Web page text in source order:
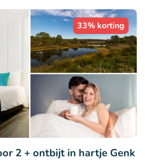
33% korting
2 + ontbijt in hartje Genk